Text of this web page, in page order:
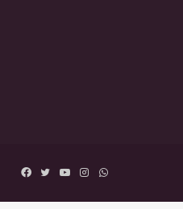
Facebook
TwitterYouTubeInstagram
WhatsApp